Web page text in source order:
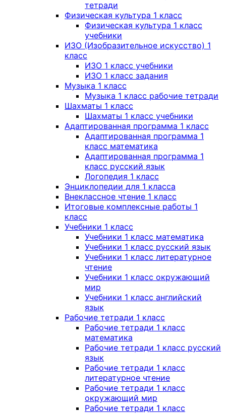
тетради
Физическая культура 1 класс
Физическая культура 1 класс
учебники
ИЗО (Изобразительное искусство) 1
класс
ИЗО 1 класс учебники
ИЗО 1 класс задания
Музыка 1 класс
Музыка 1 класс рабочие тетради
Шахматы 1 класс
Шахматы 1 класс учебники
Адаптированная программа 1 класс
Адаптированная программа 1
класс математика
Адаптированная программа 1
класс русский язык
Логопедия 1 класс
Энциклопедии для 1 класса
Внеклассное чтение 1 класс
Итоговые комплексные работы 1
класс
Учебники 1 класс
Учебники 1 класс математика
Учебники 1 класс русский язык
Учебники 1 класс литературное
чтение
Учебники 1 класс окружающий
мир
Учебники 1 класс английский
язык
Рабочие тетради 1 класс
Рабочие тетради 1 класс
математика
Рабочие тетради 1 класс русский
язык
Рабочие тетради 1 класс
литературное чтение
Рабочие тетради 1 класс
окружающий мир
Рабочие тетради 1 класс